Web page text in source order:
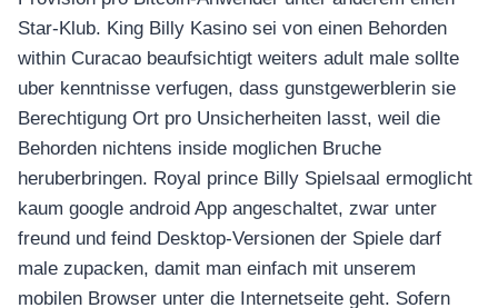
Star-Klub. King Billy Kasino sei von einen Behorden
within Curacao beaufsichtigt weiters adult male sollte
uber kenntnisse verfugen, dass gunstgewerblerin sie
Berechtigung Ort pro Unsicherheiten lasst, weil die
Behorden nichtens inside moglichen Bruche
heruberbringen. Royal prince Billy Spielsaal ermoglicht
kaum google android App angeschaltet, zwar unter
freund und feind Desktop-Versionen der Spiele darf
male zupacken, damit man einfach mit unserem
mobilen Browser unter die Internetseite geht. Sofern